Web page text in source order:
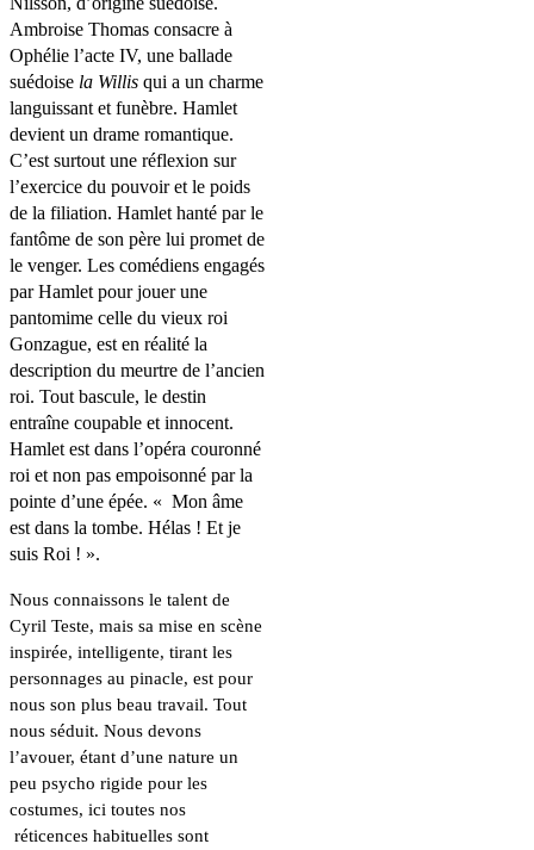
Ambroise Thomas consacre à
Ophélie l’acte IV, une ballade
suédoise la Willis qui a un charme
languissant et funèbre. Hamlet
devient un drame romantique.
C’est surtout une réflexion sur
l’exercice du pouvoir et le poids
de la filiation. Hamlet hanté par le
fantôme de son père lui promet de
le venger. Les comédiens engagés
par Hamlet pour jouer une
pantomime celle du vieux roi
Gonzague, est en réalité la
description du meurtre de l’ancien
roi. Tout bascule, le destin
entraîne coupable et innocent.
Hamlet est dans l’opéra couronné
roi et non pas empoisonné par la
pointe d’une épée. « Mon âme
est dans la tombe. Hélas ! Et je
suis Roi ! ».
Nous connaissons le talent de
Cyril Teste, mais sa mise en scène
inspirée, intelligente, tirant les
personnages au pinacle, est pour
nous son plus beau travail. Tout
nous séduit. Nous devons
l’avouer, étant d’une nature un
peu psycho rigide pour les
costumes, ici toutes nos
réticences habituelles sont